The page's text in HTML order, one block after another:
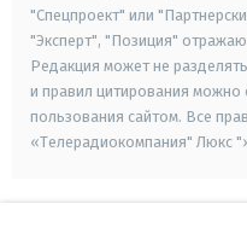
"Спецпроект" или
"Эксперт", "Позиция"
Редакция может не
и правил цитирования можно
пользования сайтом. Все
«Телерадиокомпания" Люкс